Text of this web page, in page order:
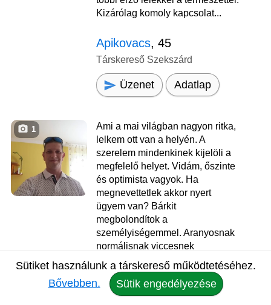
Kizárólag komoly kapcsolat...
Apikovacs, 45
Társkereső Szekszárd
Üzenet Adatlap
1
Ami a mai világban nagyon ritka,
lelkem ott van a helyén. A
szerelem mindenkinek kijelöli a
megfelelő helyet. Vidám, őszinte
és optimista vagyok. Ha
megnevettetlek akkor nyert
ügyem van? Bárkit
megbolondítok a
személyiségemmel. Aranyosnak
normálisnak viccesnek
barátságosnak tartanak. Világ
életemben egyenes voltam most
sem lesz másképp. Szerintem a
kalandok és a történések teszik
Sütiket használunk a társkereső működtetéséhez.
Bővebben.
Sütik engedélyezése